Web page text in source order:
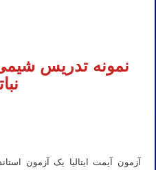
نمونه تدریس
آزمون آیمت ایتالیا یک آزمون